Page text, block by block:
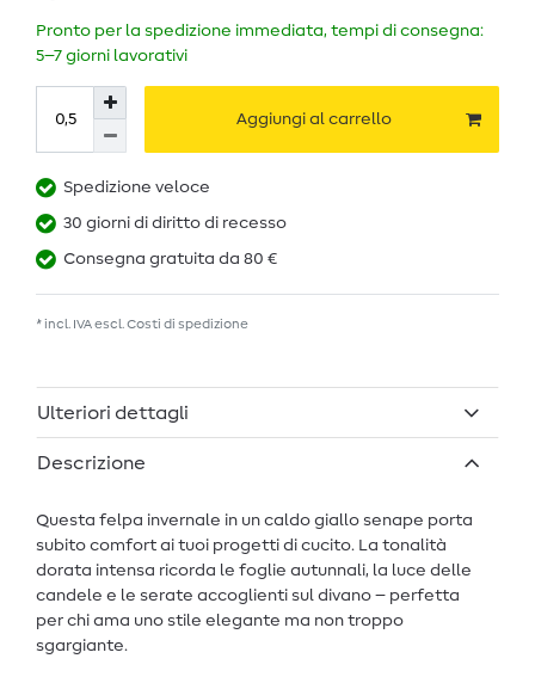
Pronto per la spedizione immediata, tempi di consegna:
5–7 giorni lavorativi
Aggiungi al carrello
Spedizione veloce
30 giorni di diritto di recesso
Consegna gratuita da 80 €
* incl. IVA escl.Costi di spedizione
Ulteriori dettagli
Descrizione
Questa felpa invernale in un caldo giallo senape porta
subito comfort ai tuoi progetti di cucito. La tonalità
dorata intensa ricorda le foglie autunnali, la luce delle
candele e le serate accoglienti sul divano – perfetta
per chi ama uno stile elegante ma non troppo
sgargiante.